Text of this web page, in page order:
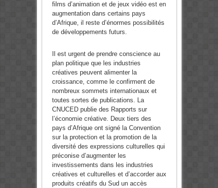
films d’animation et de jeux vidéo est en
augmentation dans certains pays
d’Afrique, il reste d’énormes possibilités
de développements futurs.
Il est urgent de prendre conscience au
plan politique que les industries
créatives peuvent alimenter la
croissance, comme le confirment de
nombreux sommets internationaux et
toutes sortes de publications. La
CNUCED publie des Rapports sur
l’économie créative. Deux tiers des
pays d’Afrique ont signé la Convention
sur la protection et la promotion de la
diversité des expressions culturelles qui
préconise d’augmenter les
investissements dans les industries
créatives et culturelles et d’accorder aux
produits créatifs du Sud un accès